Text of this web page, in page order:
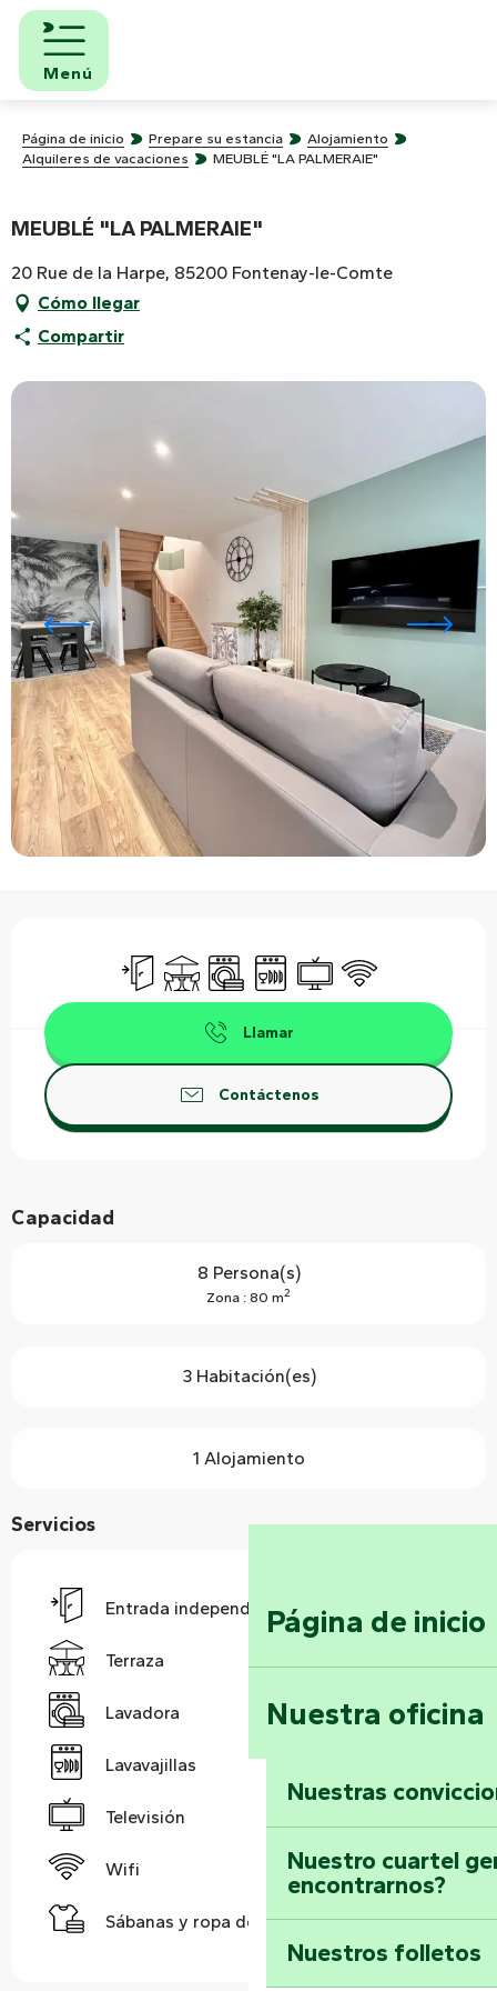
Aller
contenu
principal
Menú
Página de inicio
Nuestra oficina
Nuestras
Nuestro cuartel
encontrarnos?
Nuestros folletos
Página de inicio Prepare su estancia
Alojamiento
Alquileres de vacaciones
MEUBLÉ "LA PALMERAIE"
MEUBLÉ "LA PALMERAIE"
20 Rue de la Harpe, 85200 Fontenay-le-Comte
Cómo llegar
Compartir
Entrada independiente
TerrazaLavadoraLavavajillasTelevisión
Wifi
Llamar
Contáctenos
Capacidad
8 Persona(s)
Zona : 80 m2
3 Habitación(es)
1 Alojamiento
Servicios
Entrada independiente
Terraza
Lavadora
Lavavajillas
Televisión
Wifi
Sábanas y ropa de cama